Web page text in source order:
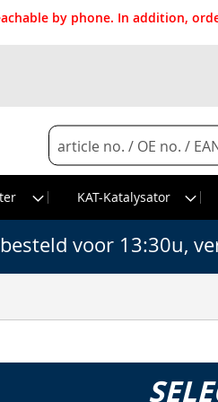
by phone. In addition,
Search
KAT-Katalysator
voor 13:30u,